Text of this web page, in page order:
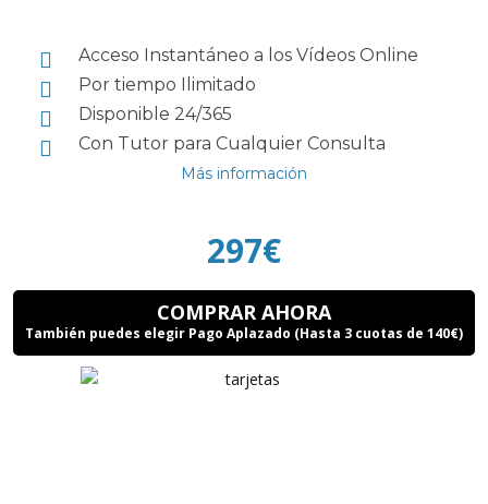
Acceso Instantáneo a los Vídeos Online
Por tiempo Ilimitado
Disponible 24/365
Con Tutor para Cualquier Consulta
Más información
297€
COMPRAR AHORA
También puedes elegir Pago Aplazado (Hasta 3 cuotas de 140€)